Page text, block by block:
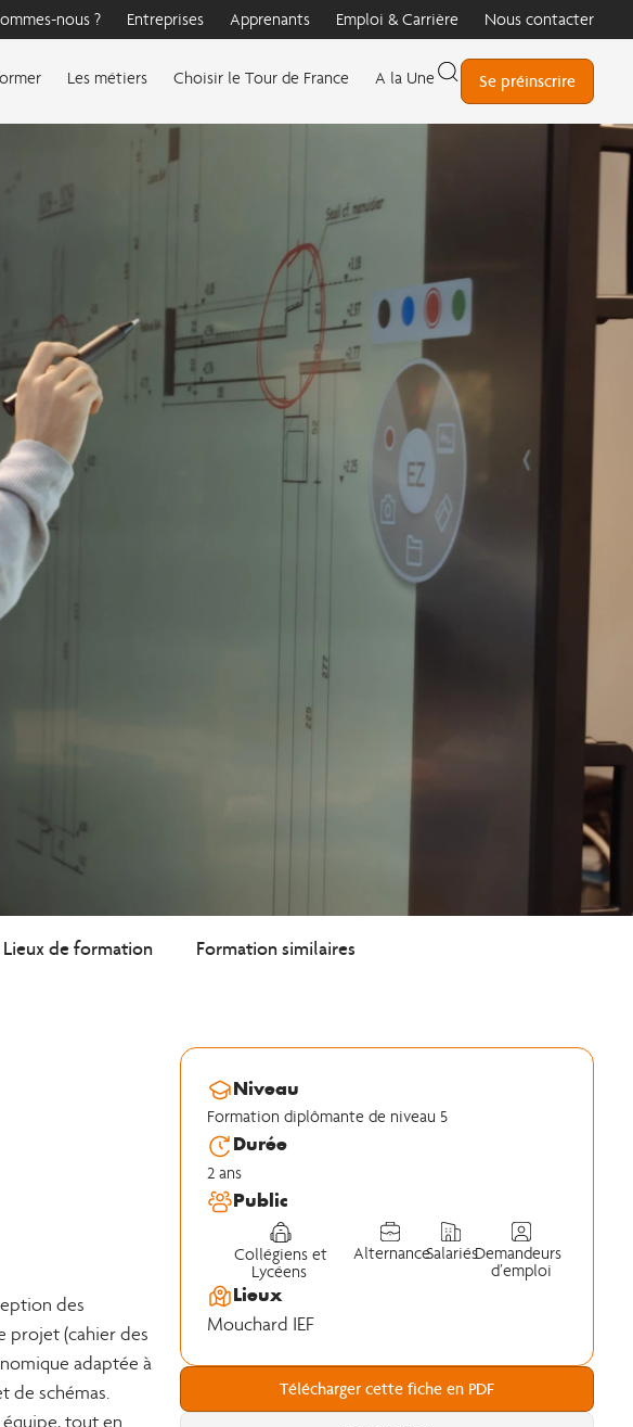
nous ? Entreprises Apprenants Emploi & Carrière Nous contacter
Les métiers Choisir le Tour de France A la Une Se préinscrire
Lieux de formation Formation similaires
des
projet (cahier des
adaptée à
de schémas.
tout en
Niveau
Formation diplômante de niveau 5
Durée
2 ans
Public
Collégiens et
Lycéens
AlternanceSalariésDemandeurs
d’emploi
Lieux
Mouchard IEF
Télécharger cette fiche en PDF